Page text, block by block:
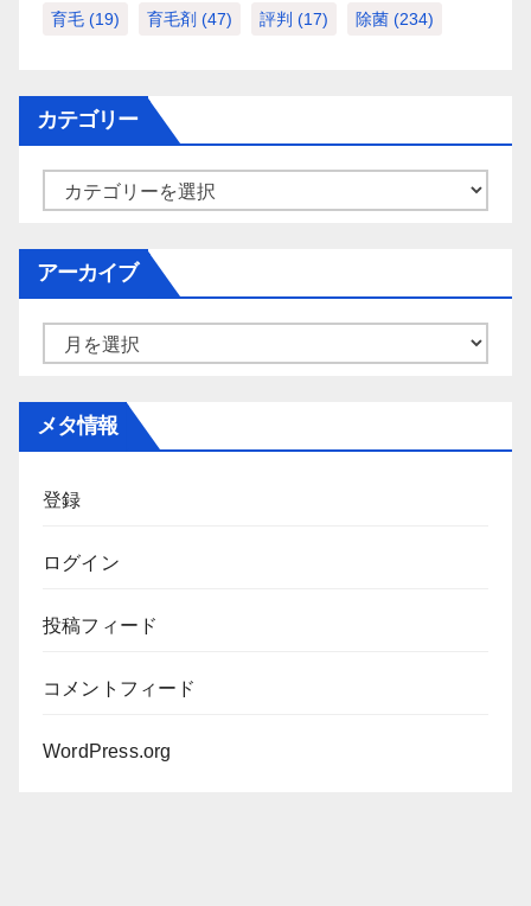
育毛 (19) 育毛剤 (47) 評判 (17) 除菌 (234)
カテゴリー
ー
アーカイブ
メタ情報
登録
ログイン
投稿フィード
コメントフィード
WordPress.org